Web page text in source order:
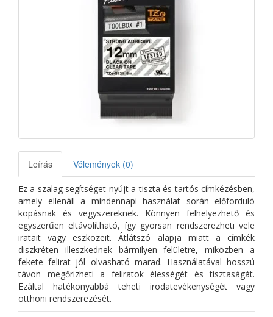
Leírás Vélemények (0)
Ez a szalag segítséget nyújt a tiszta és tartós címkézésben,
amely ellenáll a mindennapi használat során előforduló
kopásnak és vegyszereknek. Könnyen felhelyezhető és
egyszerűen eltávolítható, így gyorsan rendszerezheti vele
iratait vagy eszközeit. Átlátszó alapja miatt a címkék
diszkréten illeszkednek bármilyen felületre, miközben a
fekete felirat jól olvasható marad. Használatával hosszú
távon megőrizheti a feliratok élességét és tisztaságát.
Ezáltal hatékonyabbá teheti irodatevékenységét vagy
otthoni rendszerezését.